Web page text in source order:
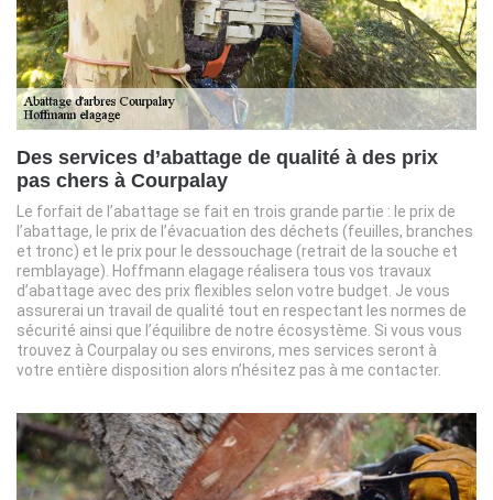
Des services d’abattage de qualité à des prix
pas chers à Courpalay
Le forfait de l’abattage se fait en trois grande partie : le prix de
l’abattage, le prix de l’évacuation des déchets (feuilles, branches
et tronc) et le prix pour le dessouchage (retrait de la souche et
remblayage). Hoffmann elagage réalisera tous vos travaux
d’abattage avec des prix flexibles selon votre budget. Je vous
assurerai un travail de qualité tout en respectant les normes de
sécurité ainsi que l’équilibre de notre écosystème. Si vous vous
trouvez à Courpalay ou ses environs, mes services seront à
votre entière disposition alors n’hésitez pas à me contacter.